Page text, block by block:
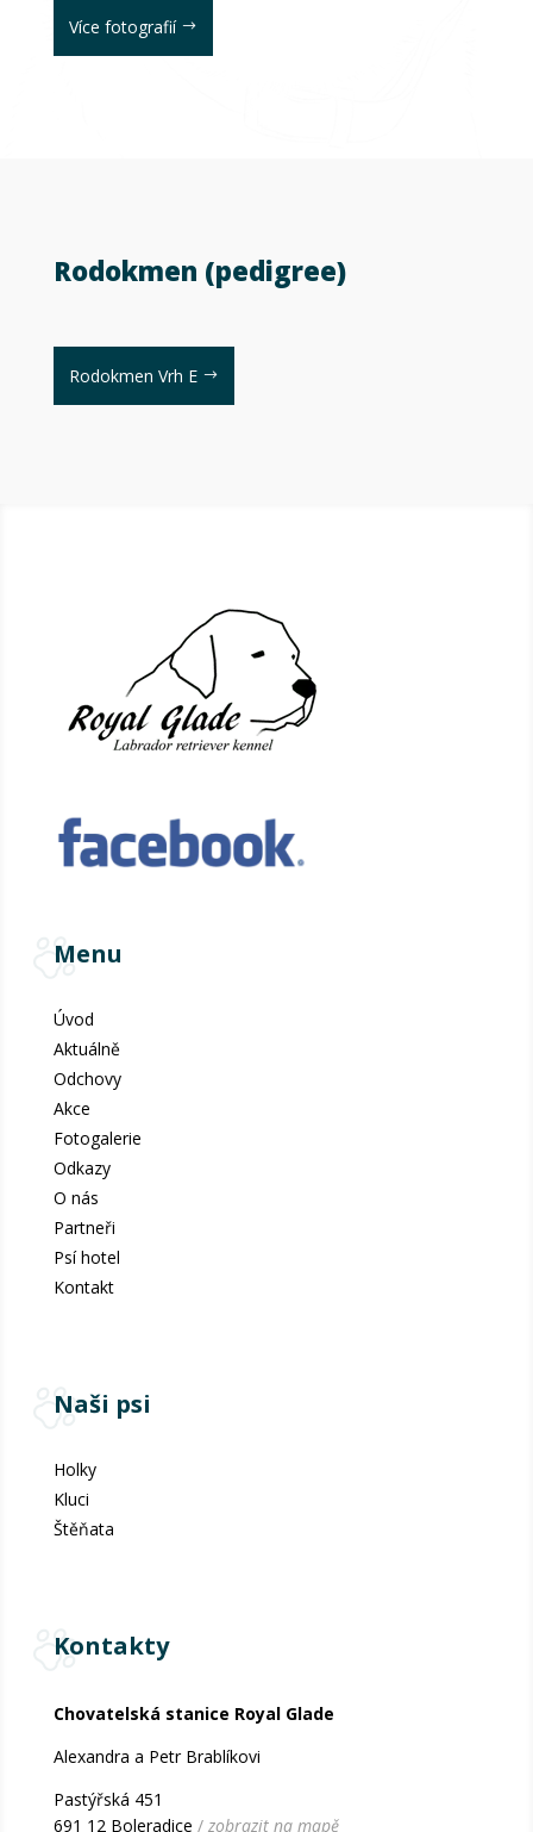
Více fotografií
Rodokmen (pedigree)
Rodokmen Vrh E
Menu
Úvod
Aktuálně
Odchovy
Akce
Fotogalerie
Odkazy
O nás
Partneři
Psí hotel
Kontakt
Naši psi
Holky
Kluci
Štěňata
Kontakty
Chovatelská stanice Royal Glade
Alexandra a Petr Brablíkovi
Pastýřská 451
691 12 Boleradice / zobrazit na mapě